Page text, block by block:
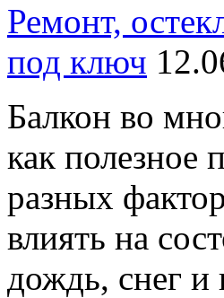
Ремонт,
под ключ
Балкон во
как полезное
разных
влиять на
дождь, снег и